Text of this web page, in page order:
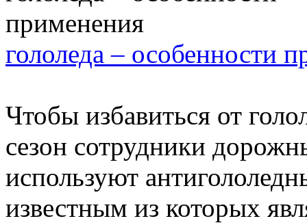
гололеда – особенности
Чтобы избавиться от
сезон сотрудники
используют
известным из которых